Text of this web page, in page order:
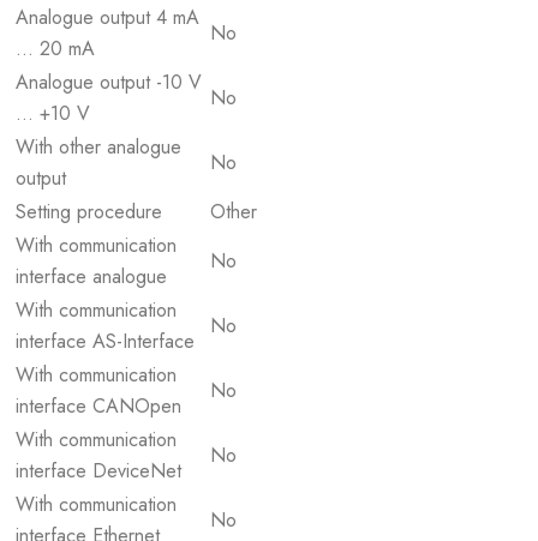
Analogue output 4 mA
... 20 mA
No
Analogue output -10 V
... +10 V
No
With other analogue
output
No
Setting procedure
Other
With communication
interface analogue
No
With communication
interface AS-Interface
No
With communication
interface CANOpen
No
With communication
interface DeviceNet
No
With communication
No